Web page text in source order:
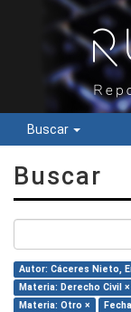
Buscar
Buscar
Autor: Cáceres Nieto,
Materia: Derecho Civil ×
Materia: Otro ×